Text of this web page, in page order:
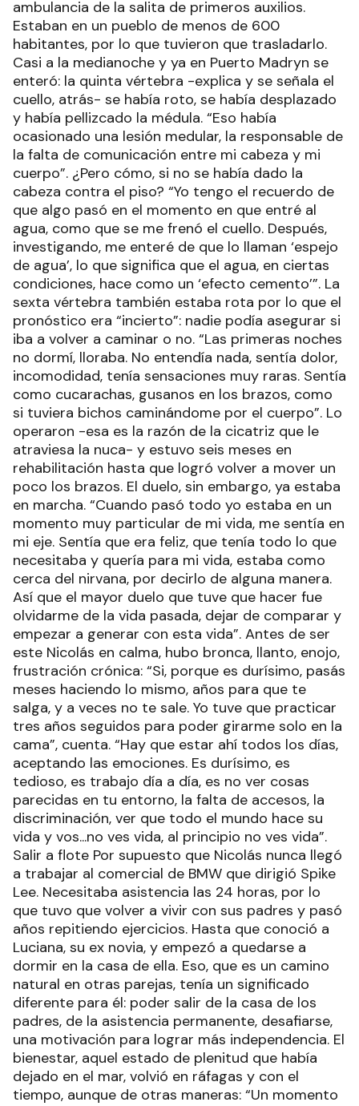
ambulancia de la salita de primeros auxilios.
Estaban en un pueblo de menos de 600
habitantes, por lo que tuvieron que trasladarlo.
Casi a la medianoche y ya en Puerto Madryn se
enteró: la quinta vértebra -explica y se señala el
cuello, atrás- se había roto, se había desplazado
y había pellizcado la médula. “Eso había
ocasionado una lesión medular, la responsable de
la falta de comunicación entre mi cabeza y mi
cuerpo”. ¿Pero cómo, si no se había dado la
cabeza contra el piso? “Yo tengo el recuerdo de
que algo pasó en el momento en que entré al
agua, como que se me frenó el cuello. Después,
investigando, me enteré de que lo llaman ‘espejo
de agua’, lo que significa que el agua, en ciertas
condiciones, hace como un ‘efecto cemento’”. La
sexta vértebra también estaba rota por lo que el
pronóstico era “incierto”: nadie podía asegurar si
iba a volver a caminar o no. “Las primeras noches
no dormí, lloraba. No entendía nada, sentía dolor,
incomodidad, tenía sensaciones muy raras. Sentía
como cucarachas, gusanos en los brazos, como
si tuviera bichos caminándome por el cuerpo”. Lo
operaron -esa es la razón de la cicatriz que le
atraviesa la nuca- y estuvo seis meses en
rehabilitación hasta que logró volver a mover un
poco los brazos. El duelo, sin embargo, ya estaba
en marcha. “Cuando pasó todo yo estaba en un
momento muy particular de mi vida, me sentía en
mi eje. Sentía que era feliz, que tenía todo lo que
necesitaba y quería para mi vida, estaba como
cerca del nirvana, por decirlo de alguna manera.
Así que el mayor duelo que tuve que hacer fue
olvidarme de la vida pasada, dejar de comparar y
empezar a generar con esta vida”. Antes de ser
este Nicolás en calma, hubo bronca, llanto, enojo,
frustración crónica: “Si, porque es durísimo, pasás
meses haciendo lo mismo, años para que te
salga, y a veces no te sale. Yo tuve que practicar
tres años seguidos para poder girarme solo en la
cama”, cuenta. “Hay que estar ahí todos los días,
aceptando las emociones. Es durísimo, es
tedioso, es trabajo día a día, es no ver cosas
parecidas en tu entorno, la falta de accesos, la
discriminación, ver que todo el mundo hace su
vida y vos...no ves vida, al principio no ves vida”.
Salir a flote Por supuesto que Nicolás nunca llegó
a trabajar al comercial de BMW que dirigió Spike
Lee. Necesitaba asistencia las 24 horas, por lo
que tuvo que volver a vivir con sus padres y pasó
años repitiendo ejercicios. Hasta que conoció a
Luciana, su ex novia, y empezó a quedarse a
dormir en la casa de ella. Eso, que es un camino
natural en otras parejas, tenía un significado
diferente para él: poder salir de la casa de los
padres, de la asistencia permanente, desafiarse,
una motivación para lograr más independencia. El
bienestar, aquel estado de plenitud que había
dejado en el mar, volvió en ráfagas y con el
tiempo, aunque de otras maneras: “Un momento